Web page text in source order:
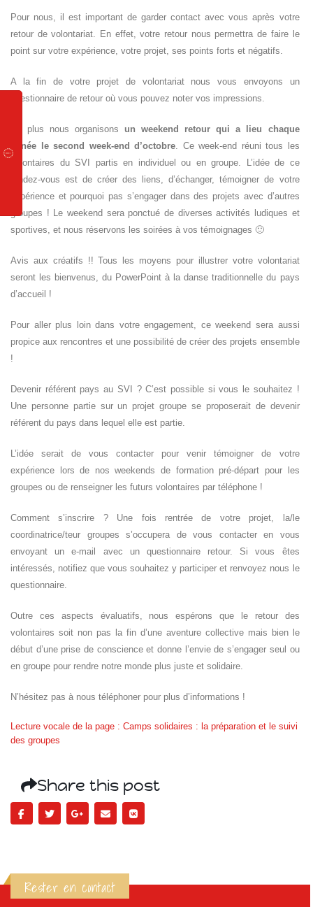
Pour nous, il est important de garder contact avec vous après votre
retour de volontariat. En effet, votre retour nous permettra de faire le
point sur votre expérience, votre projet, ses points forts et négatifs.
A la fin de votre projet de volontariat nous vous envoyons un
questionnaire de retour où vous pouvez noter vos impressions.
De plus nous organisonsun weekend retour qui a lieu chaque
année le second week-end d’octobre. Ce week-end réuni tous les
volontaires du SVI partis en individuel ou en groupe. L’idée de ce
rendez-vous est de créer des liens, d’échanger, témoigner de votre
expérience et pourquoi pas s’engager dans des projets avec d’autres
groupes ! Le weekend sera ponctué de diverses activités ludiques et
sportives, et nous réservons les soirées à vos témoignages 🙂
Avis aux créatifs !! Tous les moyens pour illustrer votre volontariat
seront les bienvenus, du PowerPoint à la danse traditionnelle du pays
d’accueil !
Pour aller plus loin dans votre engagement, ce weekend sera aussi
propice aux rencontres et une possibilité de créer des projets ensemble
!
Devenir référent pays au SVI ? C’est possible si vous le souhaitez !
Une personne partie sur un projet groupe se proposerait de devenir
référent du pays dans lequel elle est partie.
L’idée serait de vous contacter pour venir témoigner de votre
expérience lors de nos weekends de formation pré-départ pour les
groupes ou de renseigner les futurs volontaires par téléphone !
Comment s’inscrire ? Une fois rentrée de votre projet, la/le
coordinatrice/teur groupes s’occupera de vous contacter en vous
envoyant un e-mail avec un questionnaire retour. Si vous êtes
intéressés, notifiez que vous souhaitez y participer et renvoyez nous le
questionnaire.
Outre ces aspects évaluatifs, nous espérons que le retour des
volontaires soit non pas la fin d’une aventure collective mais bien le
début d’une prise de conscience et donne l’envie de s’engager seul ou
en groupe pour rendre notre monde plus juste et solidaire.
N’hésitez pas à nous téléphoner pour plus d’informations !
Lecture vocale de la page : Camps solidaires : la préparation et le suivi
des groupes
Share this post
Rester en contact